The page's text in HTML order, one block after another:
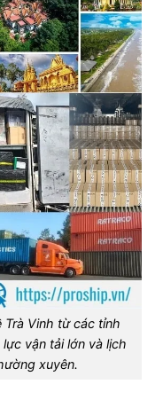
Vinh từ các tỉnh
vận tải lớn và lịch
xuyên.